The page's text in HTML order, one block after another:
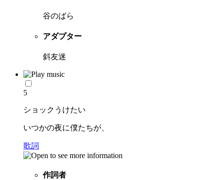
谷のばら
アダプター
斜友迷
5
ショックうけたい
いつかの夜に僕たちが、
歌詞
作詞者